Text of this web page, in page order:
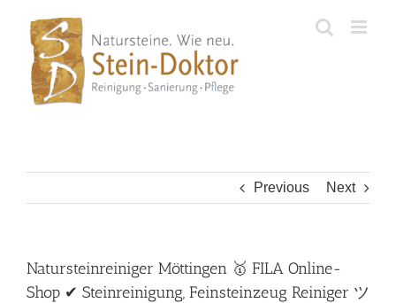
content
Previous Next
Natursteinreiniger Möttingen 🥇 FILA Online-
Shop ✔ Steinreinigung, Feinsteinzeug Reiniger ツ